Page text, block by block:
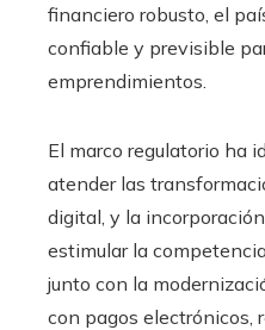
financiero robusto, el
confiable y previsible
emprendimientos.
El marco regulatorio ha
atender las
digital, y la
estimular la
junto con la
con pagos electrónicos,